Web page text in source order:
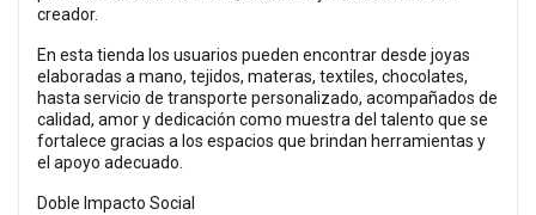
creador.
En esta tienda los usuarios pueden encontrar desde joyas
elaboradas a mano, tejidos, materas, textiles, chocolates,
hasta servicio de transporte personalizado, acompañados de
calidad, amor y dedicación como muestra del talento que se
fortalece gracias a los espacios que brindan herramientas y
el apoyo adecuado.
Doble Impacto Social